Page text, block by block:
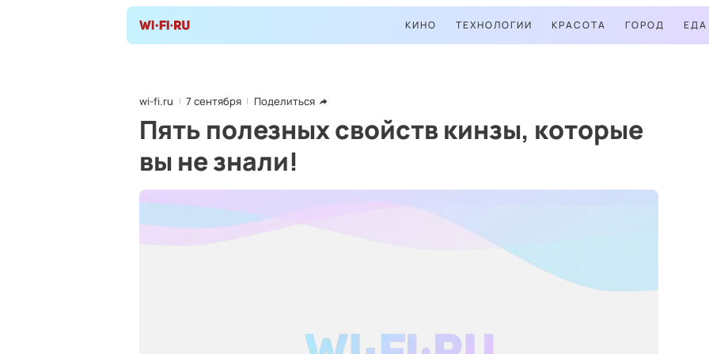
КИНО ТЕХНОЛОГИИ КРАСОТА ГОРОД ЕДА
wi-fi.ru 7 сентября Поделиться
Пять полезных свойств кинзы, которые
вы не знали!